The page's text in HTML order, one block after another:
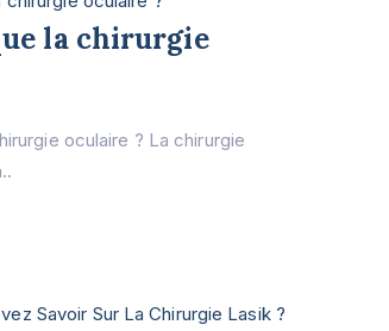
la chirurgie
oculaire ? La chirurgie